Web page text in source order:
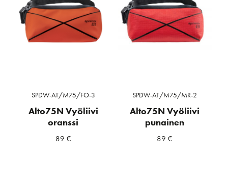
SPDW-AT/M75/FO-3
Alto75N Vyöliivi
oranssi
89 €
SPDW-AT/M75/MR-2
Alto75N Vyöliivi
punainen
89€